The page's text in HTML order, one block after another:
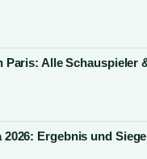
Paris: Alle Schauspieler
Ergebnis und